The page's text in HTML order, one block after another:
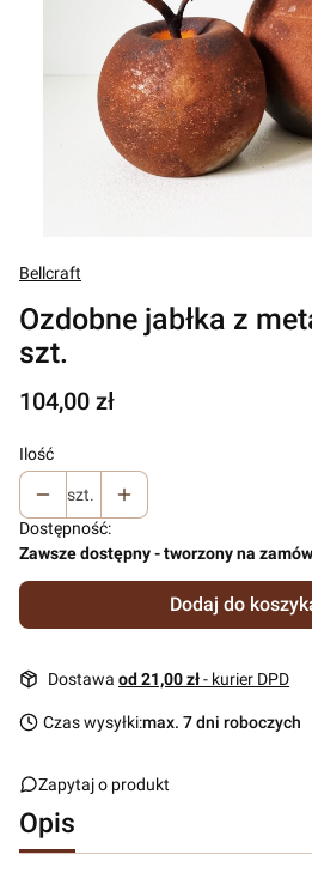
Bellcraft
Ozdobne jabłka z
szt.
Cena
104,00 zł
Ilość
szt.
Dostępność:
Zawsze dostępny - tworzony na
Dodaj do
Dostawa od 21,00 zł- kurier DPD
Czas wysyłki:max. 7 dni roboczych
Zapytaj o produkt
Opis